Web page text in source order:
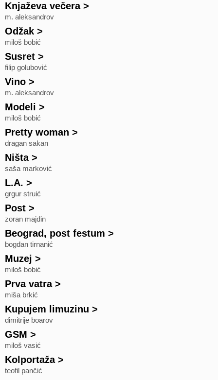
Knjaževa večera>
m. aleksandrov
Odžak >
miloš bobić
Susret >
filip golubović
Vino >
m. aleksandrov
Modeli >
miloš bobić
Pretty woman >
dragan sakan
Ništa>
saša marković
L.A. >
grgur struić
Post >
zoran majdin
Beograd, post festum >
bogdan tirnanić
Muzej >
miloš bobić
Prva vatra>
miša brkić
Kupujem limuzinu >
dimitrije boarov
GSM >
miloš vasić
Kolportaža>
teofil pančić